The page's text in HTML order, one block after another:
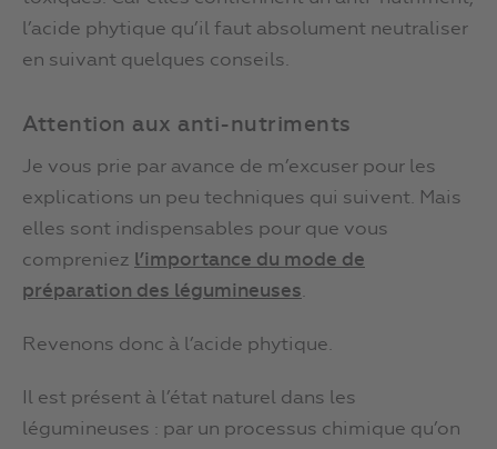
l’acide phytique qu’il faut absolument neutraliser
en suivant quelques conseils.
Attention aux anti-nutriments
Je vous prie par avance de m’excuser pour les
explications un peu techniques qui suivent. Mais
elles sont indispensables pour que vous
compreniez l’importance du mode de
préparation des légumineuses.
Revenons donc à l’acide phytique.
Il est présent à l’état naturel dans les
légumineuses : par un processus chimique qu’on